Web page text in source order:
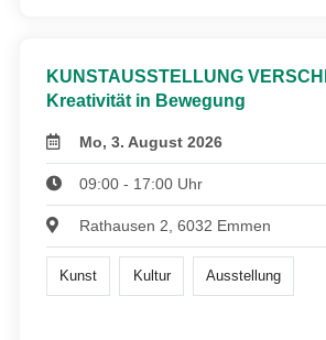
KUNSTAUSSTELLUNG
Kreativität in Bewegung
Mo, 3. August 2026
09:00 - 17:00 Uhr
Rathausen 2, 6032 Emmen
Kunst Kultur Ausstellung